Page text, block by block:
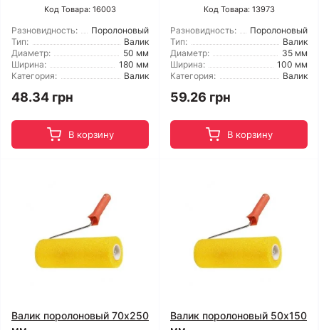
Код Товара: 16003
Разновидность:
Поролоновый
Тип:
Валик
Диаметр:
50 мм
Ширина:
180 мм
Категория:
Валик
48.34 грн
В корзину
Код Товара: 13973
Разновидность:
Поролоновый
Тип:
Валик
Диаметр:
35 мм
Ширина:
100 мм
Категория:
Валик
59.26 грн
В корзину
Валик поролоновый 70x250
Валик поролоновый 50x150